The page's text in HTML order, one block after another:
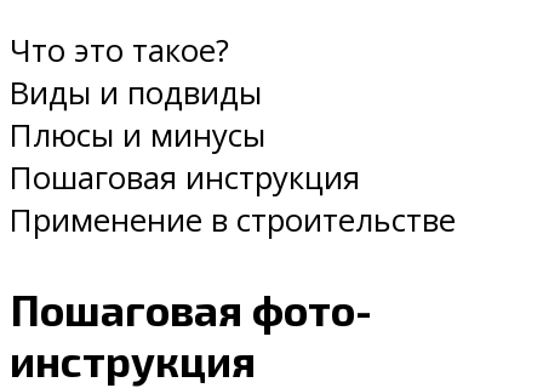
Что это такое?
Виды и подвиды
Плюсы и минусы
Пошаговая инструкция
Применение в строительстве
Пошаговая фото-
инструкция